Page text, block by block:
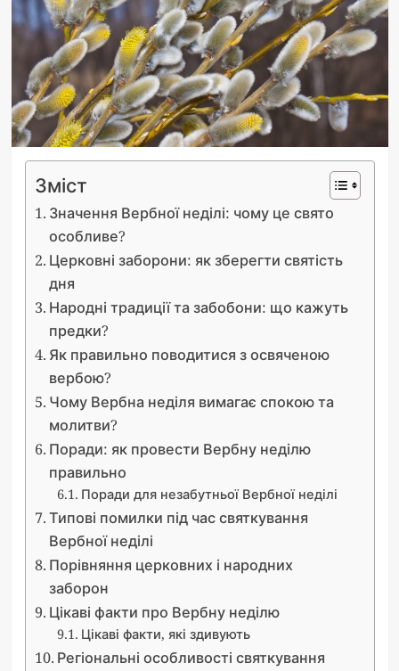
Зміст
Значення Вербної неділі: чому це свято
особливе?
Церковні заборони: як зберегти святість
дня
Народні традиції та забобони: що кажуть
предки?
Як правильно поводитися з освяченою
вербою?
Чому Вербна неділя вимагає спокою та
молитви?
Поради: як провести Вербну неділю
правильно
Поради для незабутньої Вербної неділі
Типові помилки під час святкування
Вербної неділі
Порівняння церковних і народних
заборон
Цікаві факти про Вербну неділю
Цікаві факти, які здивують
Регіональні особливості святкування